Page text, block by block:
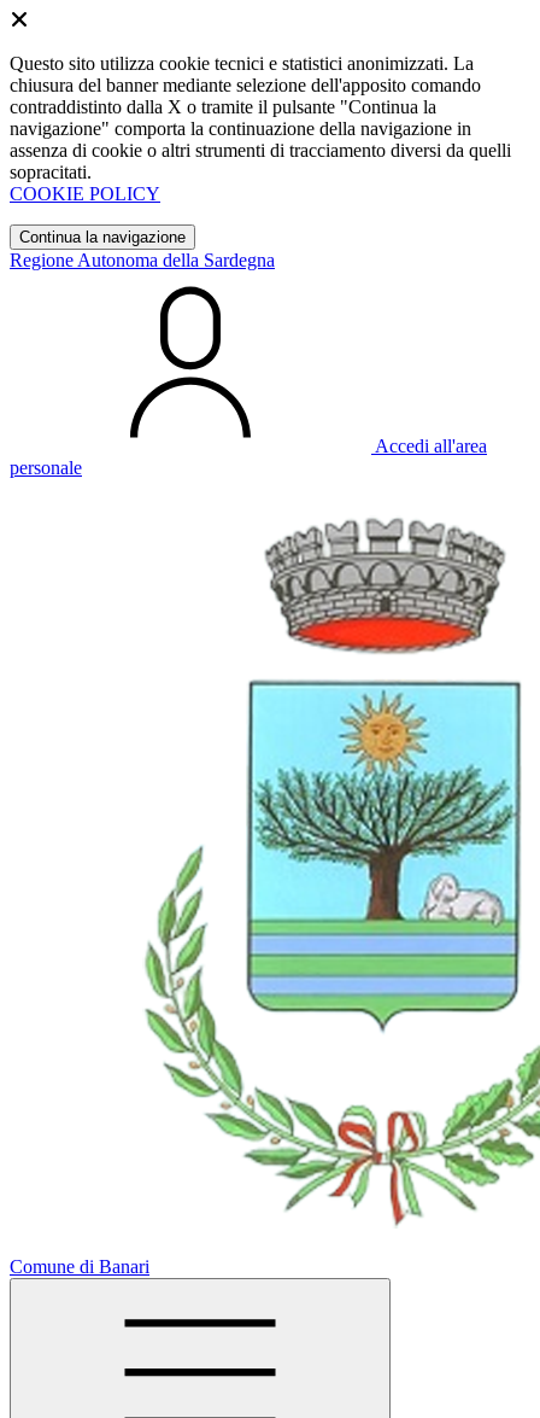
Questo sito utilizza cookie tecnici e statistici anonimizzati. La
chiusura del banner mediante selezione dell'apposito comando
contraddistinto dalla X o tramite il pulsante "Continua la
navigazione" comporta la continuazione della navigazione in
assenza di cookie o altri strumenti di tracciamento diversi da quelli
sopracitati.
COOKIE POLICY
Continua la navigazione
Regione Autonoma della Sardegna
Accedi all'area
personale
Comune di Banari